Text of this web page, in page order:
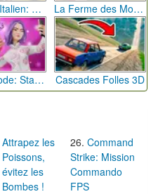
Bébé Clic Italien: La Folie des Petits Bambins La Ferme des Mots - Cultivez votre Vocabulaire
Défi de Mode: Star du Podium Cascades Folles 3D
Attrapez les
Poissons,
évitez les
Bombes !
Command
Strike: Mission
Commando
FPS